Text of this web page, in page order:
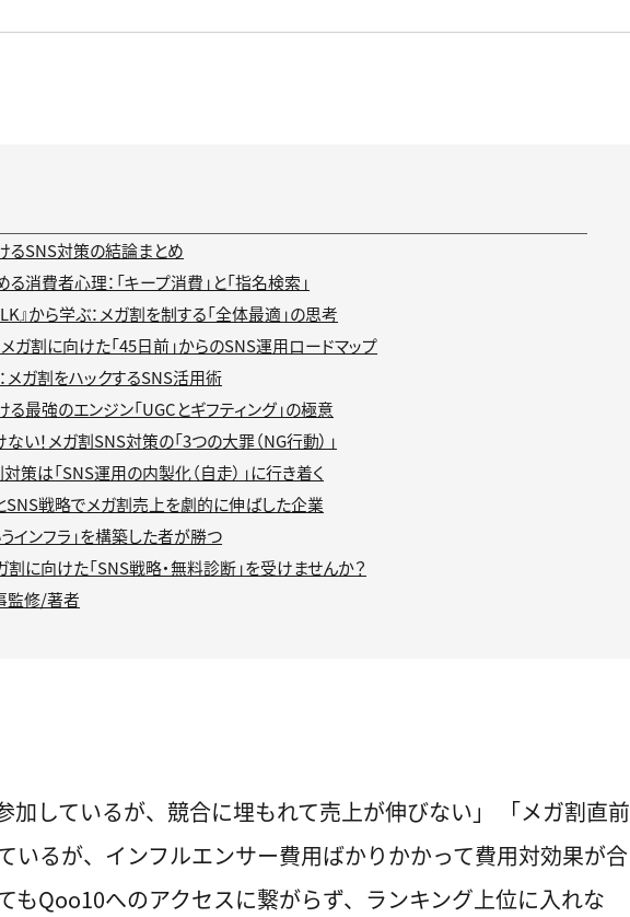
るSNS対策の結論まとめ
消費者心理：「キープ消費」と「指名検索」
』から学ぶ：メガ割を制する「全体最適」の思考
ガ割に向けた「45日前」からのSNS運用ロードマップ
メガ割をハックするSNS活用術
最強のエンジン「UGCとギフティング」の極意
い！メガ割SNS対策の「3つの大罪（NG行動）」
策は「SNS運用の内製化（自走）」に行き着く
SNS戦略でメガ割売上を劇的に伸ばした企業
インフラ」を構築した者が勝つ
に向けた「SNS戦略・無料診断」を受けませんか？
監修/著者
加しているが、競合に埋もれて売上が伸びない」 「メガ割直前
いるが、インフルエンサー費用ばかりかかって費用対効果が合
もQoo10へのアクセスに繋がらず、ランキング上位に入れな